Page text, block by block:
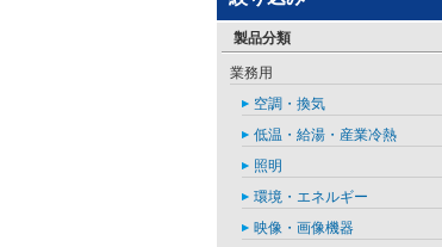
製品分類
業務用
空調・換気
低温・給湯・産業冷熱
照明
環境・エネルギー
映像・画像機器